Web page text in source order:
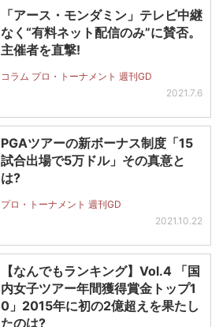
「アース・モンダミン」テレビ中継
なく“有料ネット配信のみ”に賛否。
主催者を直撃!
コラム プロ・トーナメント 週刊GD
2021.7.6
PGAツアーの新ボーナス制度「15
試合出場で5万ドル」その真意と
は?
プロ・トーナメント 週刊GD
2021.10.22
【なんでもランキング】Vol.4 「国
内女子ツアー年間獲得賞金トップ1
0」2015年に初の2億超えを果たし
たのは?